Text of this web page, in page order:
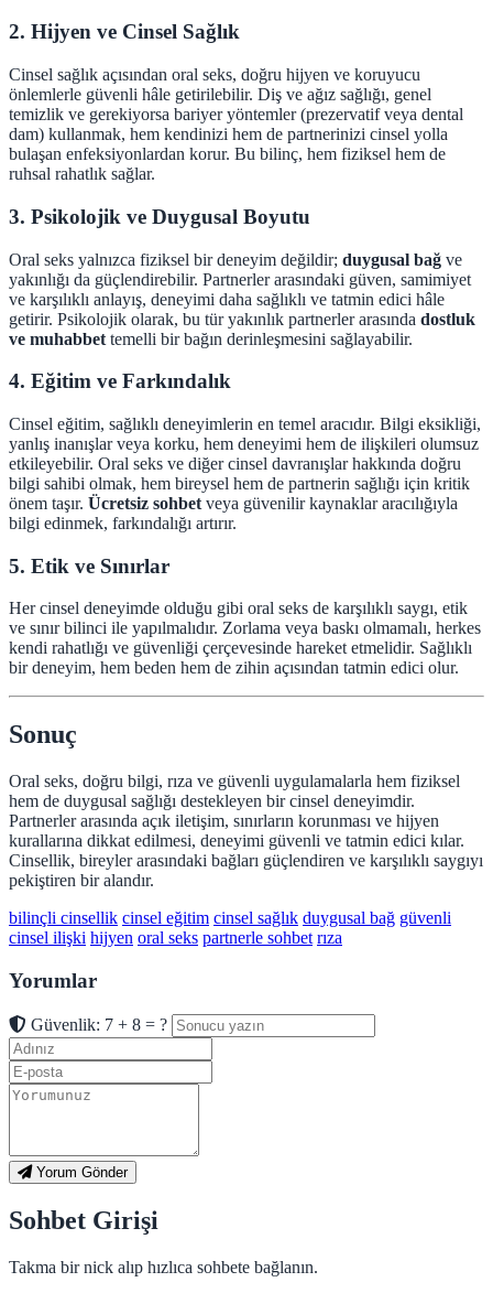
2. Hijyen ve Cinsel Sağlık
Cinsel sağlık açısından oral seks, doğru hijyen ve koruyucu
önlemlerle güvenli hâle getirilebilir. Diş ve ağız sağlığı, genel
temizlik ve gerekiyorsa bariyer yöntemler (prezervatif veya dental
dam) kullanmak, hem kendinizi hem de partnerinizi cinsel yolla
bulaşan enfeksiyonlardan korur. Bu bilinç, hem fiziksel hem de
ruhsal rahatlık sağlar.
3. Psikolojik ve Duygusal Boyutu
Oral seks yalnızca fiziksel bir deneyim değildir; duygusal bağ ve
yakınlığı da güçlendirebilir. Partnerler arasındaki güven, samimiyet
ve karşılıklı anlayış, deneyimi daha sağlıklı ve tatmin edici hâle
getirir. Psikolojik olarak, bu tür yakınlık partnerler arasında dostluk
ve muhabbet temelli bir bağın derinleşmesini sağlayabilir.
4. Eğitim ve Farkındalık
Cinsel eğitim, sağlıklı deneyimlerin en temel aracıdır. Bilgi eksikliği,
yanlış inanışlar veya korku, hem deneyimi hem de ilişkileri olumsuz
etkileyebilir. Oral seks ve diğer cinsel davranışlar hakkında doğru
bilgi sahibi olmak, hem bireysel hem de partnerin sağlığı için kritik
önem taşır. Ücretsiz sohbet veya güvenilir kaynaklar aracılığıyla
bilgi edinmek, farkındalığı artırır.
5. Etik ve Sınırlar
Her cinsel deneyimde olduğu gibi oral seks de karşılıklı saygı, etik
ve sınır bilinci ile yapılmalıdır. Zorlama veya baskı olmamalı, herkes
kendi rahatlığı ve güvenliği çerçevesinde hareket etmelidir. Sağlıklı
bir deneyim, hem beden hem de zihin açısından tatmin edici olur.
Sonuç
Oral seks, doğru bilgi, rıza ve güvenli uygulamalarla hem fiziksel
hem de duygusal sağlığı destekleyen bir cinsel deneyimdir.
Partnerler arasında açık iletişim, sınırların korunması ve hijyen
kurallarına dikkat edilmesi, deneyimi güvenli ve tatmin edici kılar.
Cinsellik, bireyler arasındaki bağları güçlendiren ve karşılıklı saygıyı
pekiştiren bir alandır.
bilinçli cinsellik cinsel eğitim cinsel sağlık duygusal bağ güvenli
cinsel ilişki hijyen oral seks partnerle sohbet rıza
Yorumlar
Güvenlik: 7 + 8 = ?
Yorum Gönder
Sohbet Girişi
Takma bir nick alıp hızlıca sohbete bağlanın.